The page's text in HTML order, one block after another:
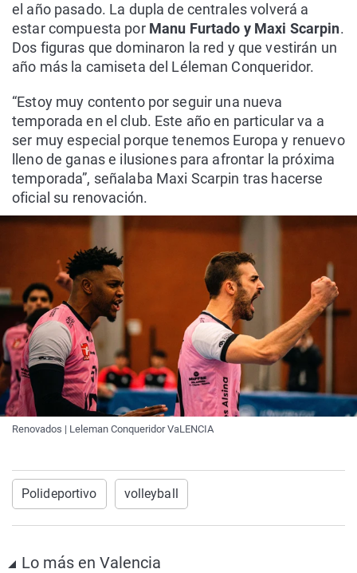
el año pasado. La dupla de centrales volverá a
estar compuesta por Manu Furtado y Maxi Scarpin.
Dos figuras que dominaron la red y que vestirán un
año más la camiseta del Léleman Conqueridor.
“Estoy muy contento por seguir una nueva
temporada en el club. Este año en particular va a
ser muy especial porque tenemos Europa y renuevo
lleno de ganas e ilusiones para afrontar la próxima
temporada”, señalaba Maxi Scarpin tras hacerse
oficial su renovación.
Renovados | Leleman Conqueridor VaLENCIA
Polideportivo volleyball
Lo más en Valencia